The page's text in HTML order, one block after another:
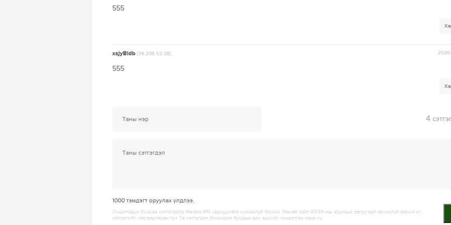
555
xsjyBldb [74.208.53.38]
555
4
1000 тэмдэгт оруулах үлдлээ.
Уншигчдын бичсэн сэтгэгдэлд Medee.MN хариуцлага хүлээхгүй болно. Манай сайт ХХЗХ-ны журмын дагуу зүй зохисгүй зарим үг,
хэллэгийг хязгаарласан тул Та сэтгэгдэл бичихдээ бусдын эрх ашгийг хүндэтгэн үзнэ үү.